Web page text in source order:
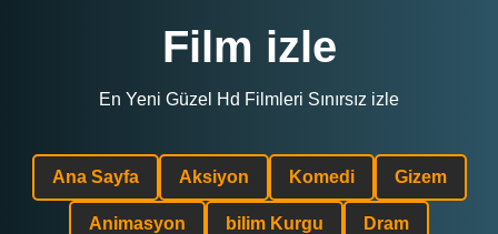
Film izle
En Yeni Güzel Hd Filmleri Sınırsız izle
Ana Sayfa Aksiyon Komedi Gizem
Animasyon bilim Kurgu Dram